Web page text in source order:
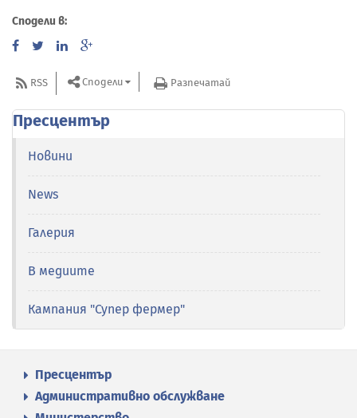
Сподели в:
RSS Сподели Разпечатай
Пресцентър
Новини
News
Галерия
В медиите
Кампания "Супер фермер"
Пресцентър
Административно обслужване